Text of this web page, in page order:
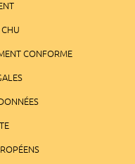
CHU
CONFORME